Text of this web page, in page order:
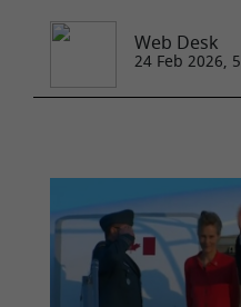
Web Desk
24 Feb 2026,